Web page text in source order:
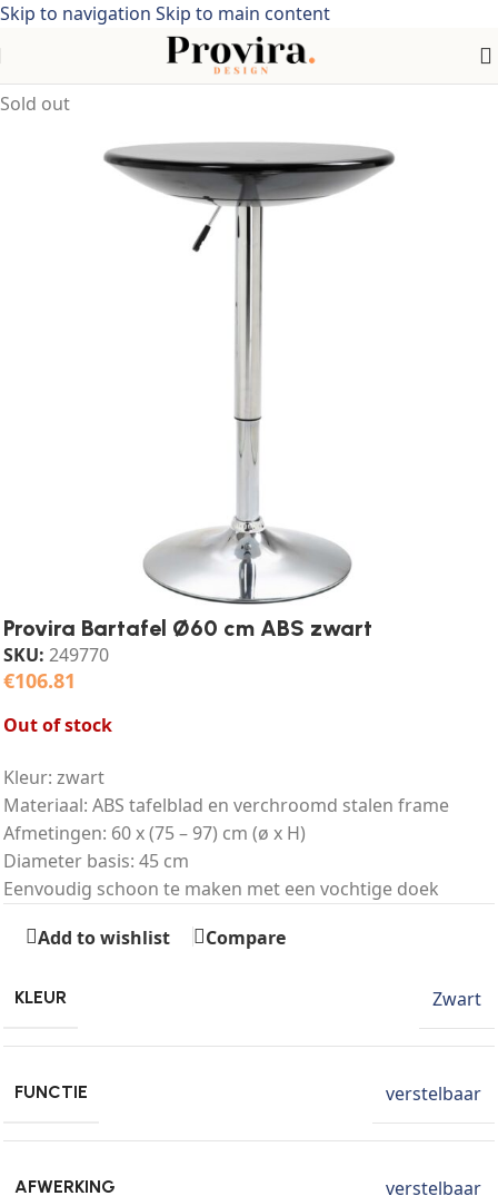
Skip to navigation Skip to main content
Tafels/Eettafels
Sold out
Provira Bartafel Ø60 cm ABS zwart
SKU: 249770
€106.81
Out of stock
Kleur: zwart
Materiaal: ABS tafelblad en verchroomd stalen frame
Afmetingen: 60 x (75 – 97) cm (ø x H)
Diameter basis: 45 cm
Eenvoudig schoon te maken met een vochtige doek
Add to wishlist
Compare
KLEUR Zwart
FUNCTIE verstelbaar
AFWERKING verstelbaar